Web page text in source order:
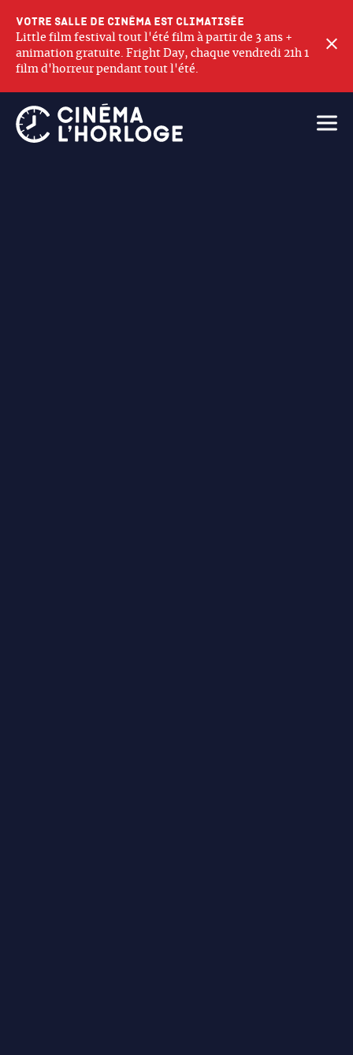
Votre salle de cinéma est climatisée
Little film festival tout l'été film à partir de 3 ans +
animation gratuite. Fright Day, chaque vendredi 21h 1
film d'horreur pendant tout l'été.